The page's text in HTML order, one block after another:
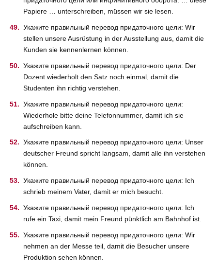
Papiere … unterschreiben, müssen wir sie lesen.
Укажите правильный перевод придаточного цели: Wir
stellen unsere Ausrüstung in der Ausstellung aus, damit die
Kunden sie kennenlernen können.
Укажите правильный перевод придаточного цели: Der
Dozent wiederholt den Satz noch einmal, damit die
Studenten ihn richtig verstehen.
Укажите правильный перевод придаточного цели:
Wiederhole bitte deine Telefonnummer, damit ich sie
aufschreiben kann.
Укажите правильный перевод придаточного цели: Unser
deutscher Freund spricht langsam, damit alle ihn verstehen
können.
Укажите правильный перевод придаточного цели: Ich
schrieb meinem Vater, damit er mich besucht.
Укажите правильный перевод придаточного цели: Ich
rufe ein Taxi, damit mein Freund pünktlich am Bahnhof ist.
Укажите правильный перевод придаточного цели: Wir
nehmen an der Messe teil, damit die Besucher unsere
Produktion sehen können.